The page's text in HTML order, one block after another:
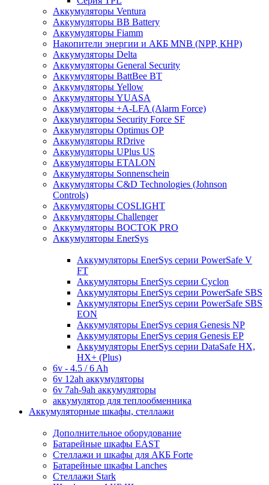
Аккумуляторы Ventura
Аккумуляторы BB Battery
Аккумуляторы Fiamm
Накопители энергии и АКБ MNB (NPP, КНР)
Аккумуляторы Delta
Аккумуляторы General Security
Аккумуляторы BattBee BT
Аккумуляторы Yellow
Аккумуляторы YUASA
Аккумуляторы +A-LFA (Alarm Force)
Аккумуляторы Security Force SF
Аккумуляторы Optimus OP
Аккумуляторы RDrive
Аккумуляторы UPlus US
Аккумуляторы ETALON
Аккумуляторы Sonnenschein
Аккумуляторы С&D Technologies (Johnson
Controls)
Аккумуляторы COSLIGHT
Аккумуляторы Challenger
Аккумуляторы ВОСТОК PRO
Аккумуляторы EnerSys
Аккумуляторы EnerSys серии PowerSafe V
FT
Аккумуляторы EnerSys серии Cyclon
Аккумуляторы EnerSys серии PowerSafe SBS
Аккумуляторы EnerSys серии PowerSafe SBS
EON
Аккумуляторы EnerSys серия Genesis NP
Аккумуляторы EnerSys серия Genesis EP
Аккумуляторы EnerSys серии DataSafe HX,
HX+ (Plus)
6v - 4.5 / 6 Ah
6v 12ah аккумуляторы
6v 7ah-9ah аккумуляторы
аккумулятор для теплообменника
Аккумуляторные шкафы, стеллажи
Дополнительное оборудование
Батарейные шкафы EAST
Стеллажи и шкафы для АКБ Forte
Батарейные шкафы Lanches
Стеллажи Stark